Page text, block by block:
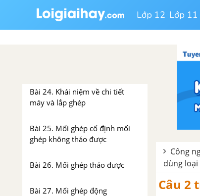
Lớp 12 Lớp 11
Bài 23 .Thực Hành : Đo và vạch
Bài 24. Khái niệm về chi tiết
máy và lắp ghép
Bài 25. Mối ghép cố định mối
ghép không tháo được
Bài 26. Mối ghép tháo được
Bài 27. Mối ghép động
Công
dùng
Câu 2